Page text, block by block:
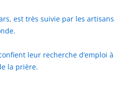
est très suivie par les artisans
leur recherche d’emploi à
la prière.